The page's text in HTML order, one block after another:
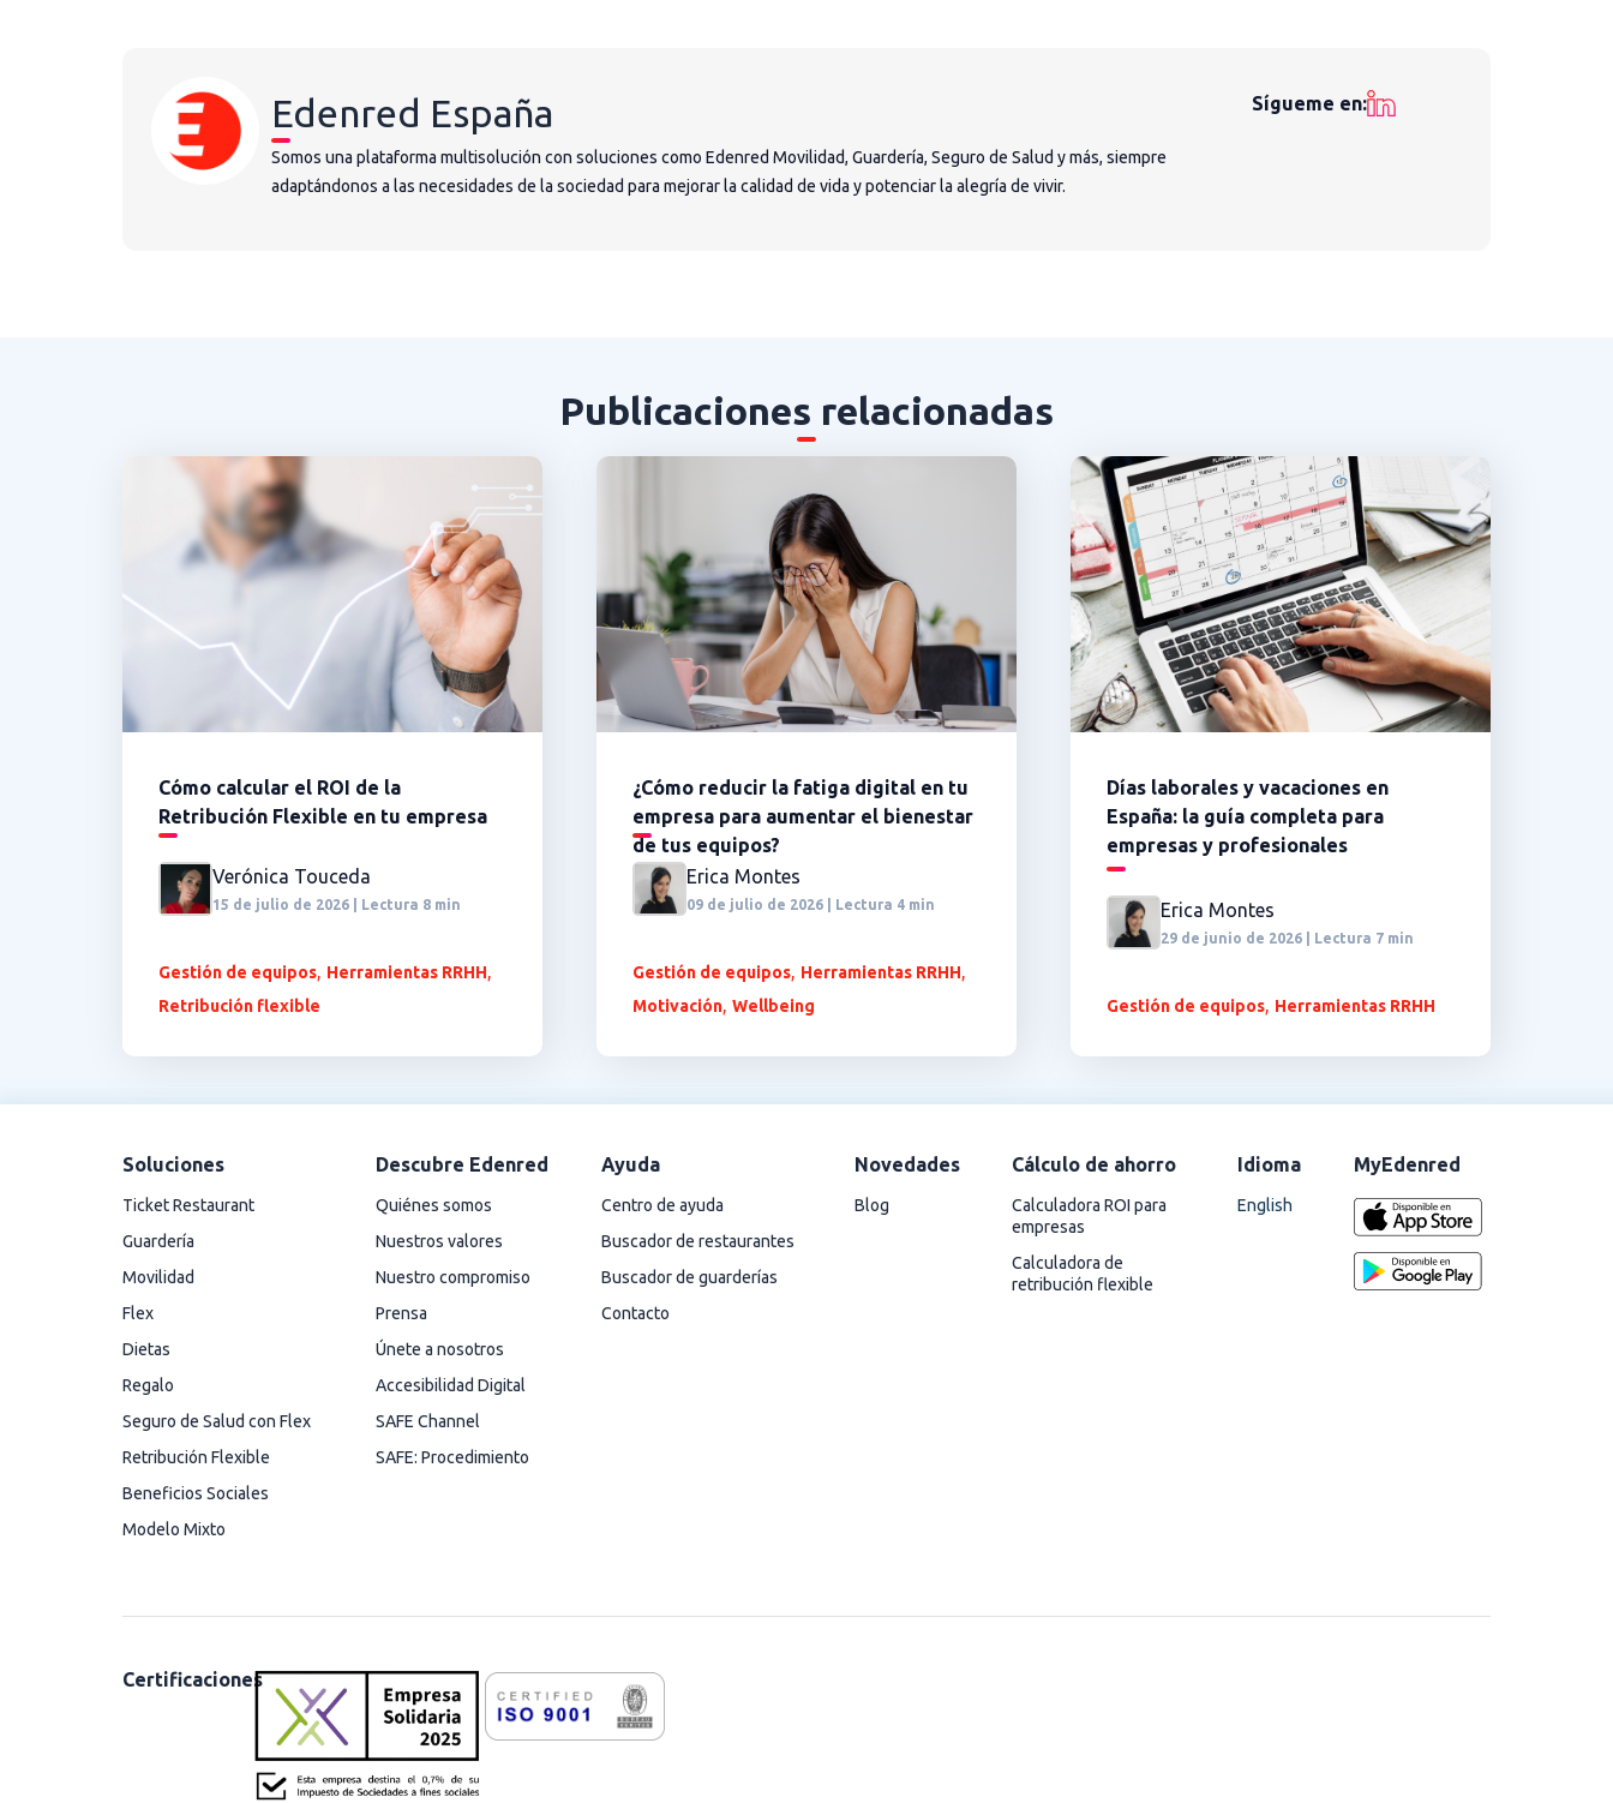
Edenred España
Somos una plataforma multisolución con soluciones como Edenred Movilidad, Guardería, Seguro de Salud y más, siempre
adaptándonos a las necesidades de la sociedad para mejorar la calidad de vida y potenciar la alegría de vivir.
Sígueme en:
Publicaciones relacionadas
Cómo calcular el ROI de la
Retribución Flexible en tu empresa
Verónica Touceda
15 de julio de 2026 | Lectura 8 min
Gestión de equipos, Herramientas RRHH,
Retribución flexible
¿Cómo reducir la fatiga digital en tu
empresa para aumentar el bienestar
de tus equipos?
Erica Montes
09 de julio de 2026 | Lectura 4 min
Gestión de equipos, Herramientas RRHH,
Motivación, Wellbeing
Días laborales y vacaciones en
España: la guía completa para
empresas y profesionales
Erica Montes
29 de junio de 2026 | Lectura 7 min
Gestión de equipos, Herramientas RRHH
Soluciones
Ticket Restaurant
Guardería
Movilidad
Flex
Dietas
Regalo
Seguro de Salud con Flex
Retribución Flexible
Beneficios Sociales
Modelo Mixto
Descubre Edenred
Quiénes somos
Nuestros valores
Nuestro compromiso
Prensa
Únete a nosotros
Accesibilidad Digital
SAFE Channel
SAFE: Procedimiento
Ayuda
Centro de ayuda
Buscador de restaurantes
Buscador de guarderías
Contacto
Novedades
Blog
Cálculo de ahorro
Calculadora ROI para
empresas
Calculadora de
retribución flexible
Idioma
English
MyEdenred
Certificaciones